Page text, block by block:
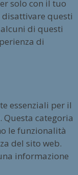
solo con il tuo
questi
di questi
di
essenziali per il
categoria
le funzionalità
del sito web.
informazione